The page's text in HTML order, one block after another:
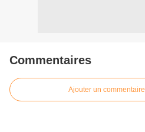
Commentaires
Ajouter un commentaire